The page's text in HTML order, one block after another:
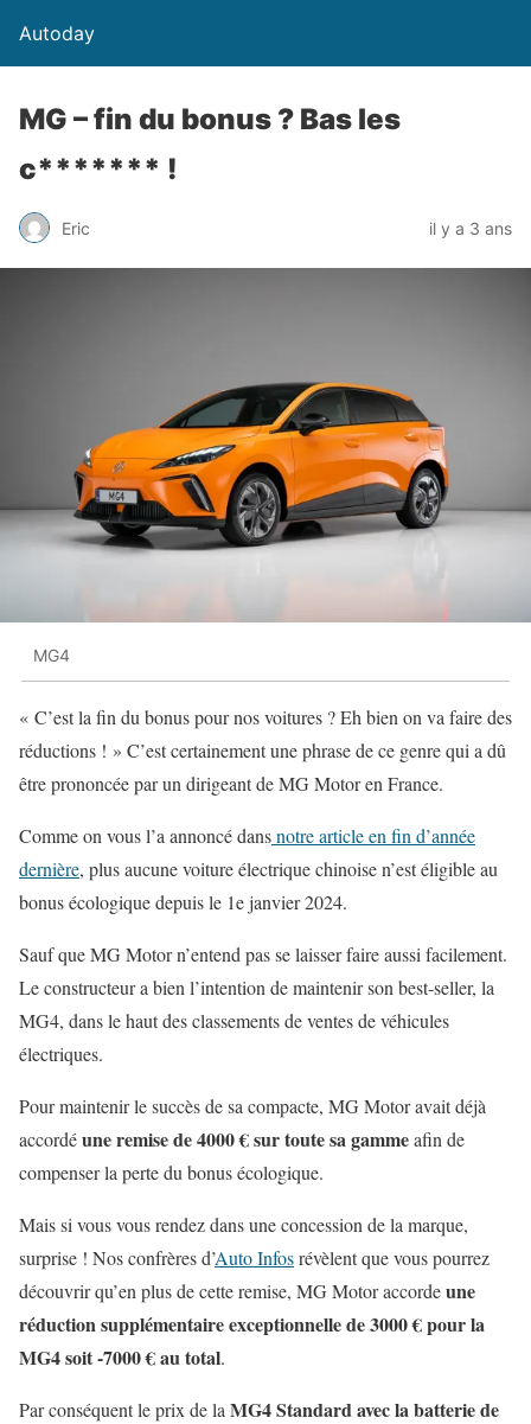
Autoday
MG – fin du bonus ? Bas les
c******* !
Eric il y a 3 ans
MG4
« C’est la fin du bonus pour nos voitures ? Eh bien on va faire des
réductions ! » C’est certainement une phrase de ce genre qui a dû
être prononcée par un dirigeant de MG Motor en France.
Comme on vous l’a annoncé dansnotre article en fin d’année
dernière, plus aucune voiture électrique chinoise n’est éligible au
bonus écologique depuis le 1e janvier 2024.
Sauf que MG Motor n’entend pas se laisser faire aussi facilement.
Le constructeur a bien l’intention de maintenir son best-seller, la
MG4, dans le haut des classements de ventes de véhicules
électriques.
Pour maintenir le succès de sa compacte, MG Motor avait déjà
accordéune remise de 4000 € sur toute sa gammeafin de
compenser la perte du bonus écologique.
Mais si vous vous rendez dans une concession de la marque,
surprise ! Nos confrères d’Auto Infosrévèlent que vous pourrez
découvrir qu’en plus de cette remise, MG Motor accordeune
réduction supplémentaire exceptionnelle de 3000 € pour la
MG4 soit -7000 € au total.
Par conséquent le prix de la MG4 Standard avec la batterie de